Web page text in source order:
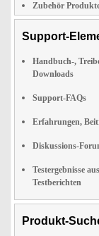
Zubehör
Support-
Handbuch-,
Downloads
Support-FAQs
Erfahrungen,
Diskussions-
Testergebnisse
Testberichten
Produkt-